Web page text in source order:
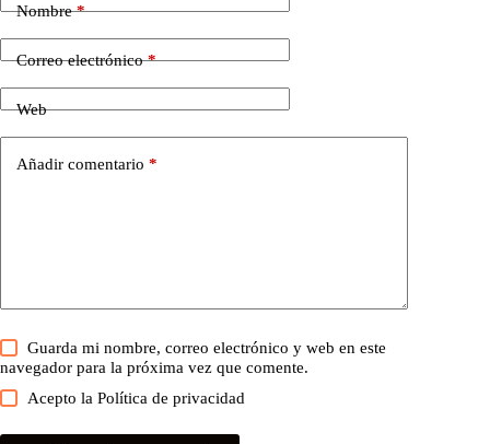
Nombre*
Correo electrónico*
Web
Añadir comentario *
Guarda mi nombre, correo electrónico y web en este
navegador para la próxima vez que comente.
Acepto laPolítica de privacidad